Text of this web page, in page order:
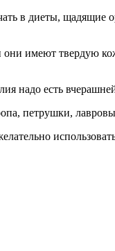
в диеты, щадящие
они имеют твердую
надо есть
петрушки,